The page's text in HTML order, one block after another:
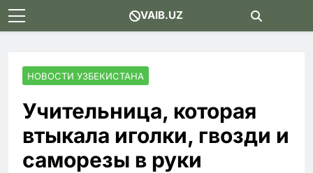
Skip
to
VAIB.UZ
НОВОСТИ УЗБЕКИСТАНА
Учительница, которая
втыкала иголки, гвозди и
саморезы в руки